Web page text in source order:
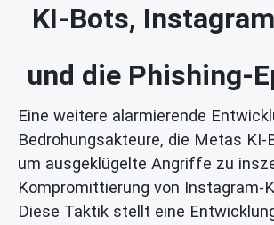
KI-Bots,
und die Phishing-
Eine weitere alarmierende
Bedrohungsakteure, die Metas KI-
um ausgeklügelte Angriffe zu
Kompromittierung von Instagram-
Diese Taktik stellt eine